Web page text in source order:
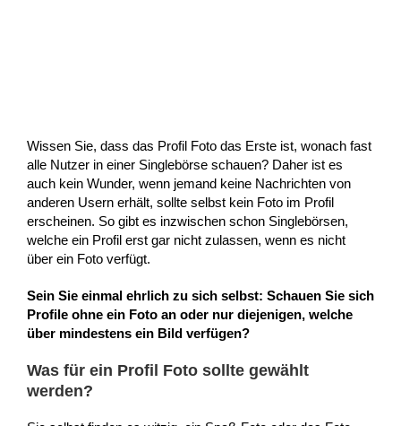
Wissen Sie, dass das Profil Foto das Erste ist, wonach fast
alle Nutzer in einer Singlebörse schauen? Daher ist es
auch kein Wunder, wenn jemand keine Nachrichten von
anderen Usern erhält, sollte selbst kein Foto im Profil
erscheinen. So gibt es inzwischen schon Singlebörsen,
welche ein Profil erst gar nicht zulassen, wenn es nicht
über ein Foto verfügt.
Sein Sie einmal ehrlich zu sich selbst: Schauen Sie sich
Profile ohne ein Foto an oder nur diejenigen, welche
über mindestens ein Bild verfügen?
Was für ein Profil Foto sollte gewählt
werden?